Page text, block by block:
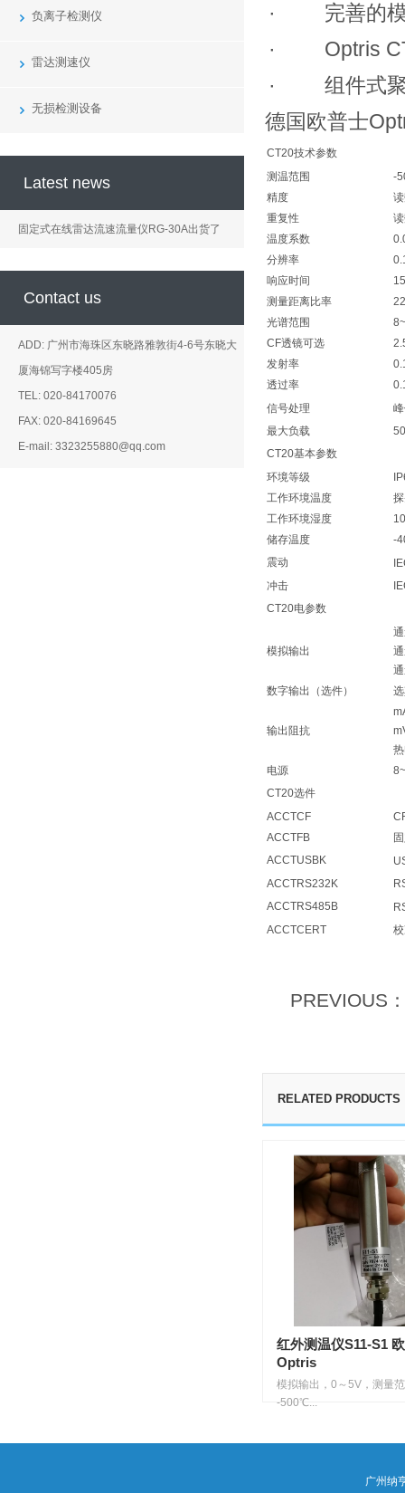
负离子检测仪
雷达测速仪
无损检测设备
Latest news
固定式在线雷达流速流量仪RG-30A出货了
Contact us
ADD: 广州市海珠区东晓路雅敦街4-6号东晓大
厦海锦写字楼405房
TEL: 020-84170076
FAX: 020-84169645
E-mail: 3323255880@qq.com
· 完善的模
· Optris
· 组件式聚
德国欧普士
CT20技术参数
测温范围
-
精度
重复性
温度系数
分辨率
响应时间
测量距离比率
光谱范围
CF透镜可选
发射率
透过率
信号处理
最大负载
CT20基本参数
环境等级
工作环境温度
工作环境湿度
储存温度
-
震动
冲击
CT20电参数
模拟输出
数字输出（选件）
输出阻抗
电源
CT20选件
ACCTCF
ACCTFB
ACCTUSBK
ACCTRS232K
ACCTRS485B
ACCTCERT
PREVIOUS
RELATED PRODUCTS
红外测温仪S11-S1
Optris
模拟输出，0～5V，测量
-500℃...
广州纳